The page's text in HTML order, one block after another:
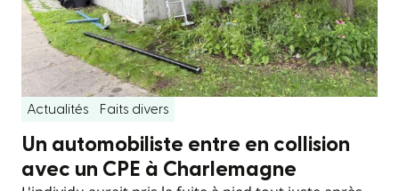
Actualités Faits divers
Un automobiliste entre en collision
avec un CPE à Charlemagne